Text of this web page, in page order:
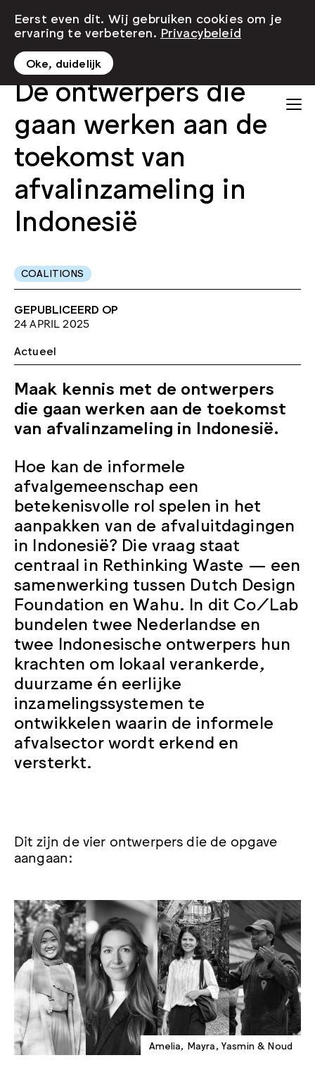
De ontwerpers die
gaan werken aan de
toekomst van
afvalinzameling in
Indonesië
COALITIONS
GEPUBLICEERD OP
24 APRIL 2025
Actueel
Maak kennis met de ontwerpers
die gaan werken aan de toekomst
van afvalinzameling in Indonesië.
Hoe kan de informele
afvalgemeenschap een
betekenisvolle rol spelen in het
aanpakken van de afvaluitdagingen
in Indonesië? Die vraag staat
centraal in Rethinking Waste — een
samenwerking tussen Dutch Design
Foundation en Wahu. In dit Co/Lab
bundelen twee Nederlandse en
twee Indonesische ontwerpers hun
krachten om lokaal verankerde,
duurzame én eerlijke
inzamelingssystemen te
ontwikkelen waarin de informele
afvalsector wordt erkend en
versterkt.
Dit zijn de vier ontwerpers die de opgave
aangaan:
Amelia, Mayra, Yasmin & Noud
Eerst even dit. Wij gebruiken cookies om je
ervaring te verbeteren. Privacybeleid
Oke, duidelijk